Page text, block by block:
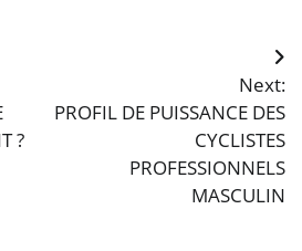
?
Next:
PROFIL DE PUISSANCE DES
CYCLISTES
PROFESSIONNELS
MASCULIN